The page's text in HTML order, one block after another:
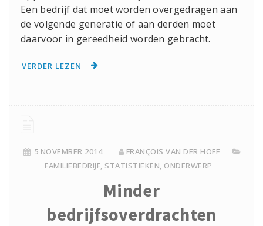
Een bedrijf dat moet worden overgedragen aan
de volgende generatie of aan derden moet
daarvoor in gereedheid worden gebracht.
VERDER LEZEN
5 NOVEMBER 2014
FRANÇOIS VAN DER HOFF
FAMILIEBEDRIJF, STATISTIEKEN, ONDERWERP
Minder
bedrijfsoverdrachten